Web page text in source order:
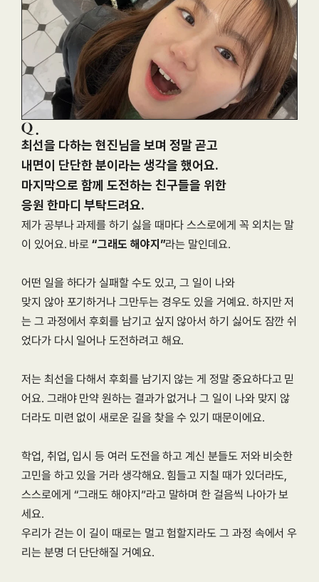
최선을 다하는 현진님을 보며 정말 곧고
내면이 단단한 분이라는 생각을 했어요.
마지막으로 함께 도전하는 친구들을 위한
응원 한마디 부탁드려요.
제가 공부나 과제를 하기 싫을 때마다 스스로에게 꼭 외치는 말
이 있어요. 바로 “그래도 해야지”라는 말인데요.
어떤 일을 하다가 실패할 수도 있고, 그 일이 나와
맞지 않아 포기하거나 그만두는 경우도 있을 거예요. 하지만 저
는 그 과정에서 후회를 남기고 싶지 않아서 하기 싫어도 잠깐 쉬
었다가 다시 일어나 도전하려고 해요.
저는 최선을 다해서 후회를 남기지 않는 게 정말 중요하다고 믿
어요. 그래야 만약 원하는 결과가 없거나 그 일이 나와 맞지 않
더라도 미련 없이 새로운 길을 찾을 수 있기 때문이에요.
학업, 취업, 입시 등 여러 도전을 하고 계신 분들도 저와 비슷한
고민을 하고 있을 거라 생각해요. 힘들고 지칠 때가 있더라도,
스스로에게 “그래도 해야지”라고 말하며 한 걸음씩 나아가 보
세요.
우리가 걷는 이 길이 때로는 멀고 험할지라도 그 과정 속에서 우
리는 분명 더 단단해질 거예요.